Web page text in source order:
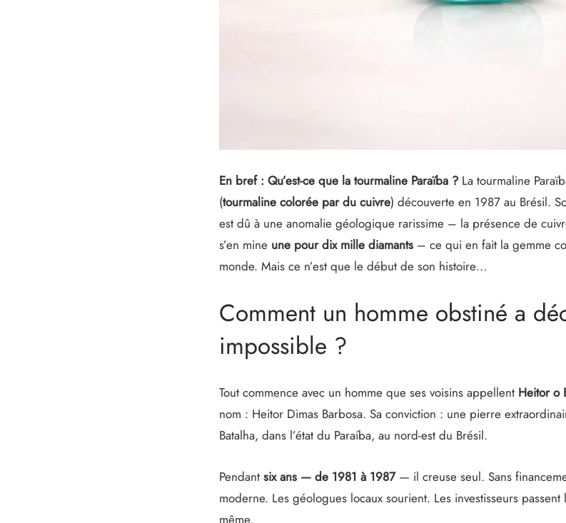
En bref : Qu’est-ce que la tourmaline Paraïba ? La tourmaline
(tourmaline colorée par du cuivre) découverte en 1987 au Brésil.
est dû à une anomalie géologique rarissime – la présence de
s’en mine une pour dix mille diamants – ce qui en fait la gemme
monde. Mais ce n’est que le début de son histoire…
Comment un homme obstiné a
impossible ?
Tout commence avec un homme que ses voisins appellent Heitor o
nom : Heitor Dimas Barbosa. Sa conviction : une pierre
Batalha, dans l’état du Paraíba, au nord-est du Brésil.
Pendant six ans — de 1981 à 1987— il creuse seul. Sans
moderne. Les géologues locaux sourient. Les investisseurs
même.